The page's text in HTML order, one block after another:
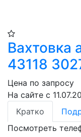
Вахтовка
43118
Цена по запросу
На сайте с
Кратко
Посмотреть